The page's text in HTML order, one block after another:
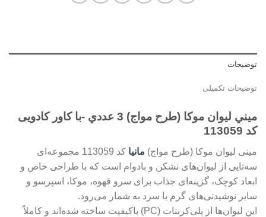
توضیحات
توضیحات تکمیلی
میني لیوان موکا (طرح مواج) 3 عددي -با کاور کادويی
کد 113059
مینی لیوان موکا (طرح مواج) مانیا
کد 113059 مجموعه‌ای
سه‌تایی از لیوان‌های نشکن و بادوام است که با طراحی خاص و
ابعاد کوچک، گزینه‌ای جذاب برای سرو قهوه، موکا، اسپرسو و
سایر نوشیدنی‌های گرم یا سرد به شمار می‌رود.
این لیوان‌ها از پلی‌کربنات (PC) باکیفیت ساخته شده‌اند و کاملاً